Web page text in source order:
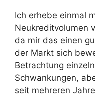
Ich erhebe einmal
Neukreditvolumen
da mir das einen
der Markt sich
Betrachtung
Schwankungen,
seit mehreren